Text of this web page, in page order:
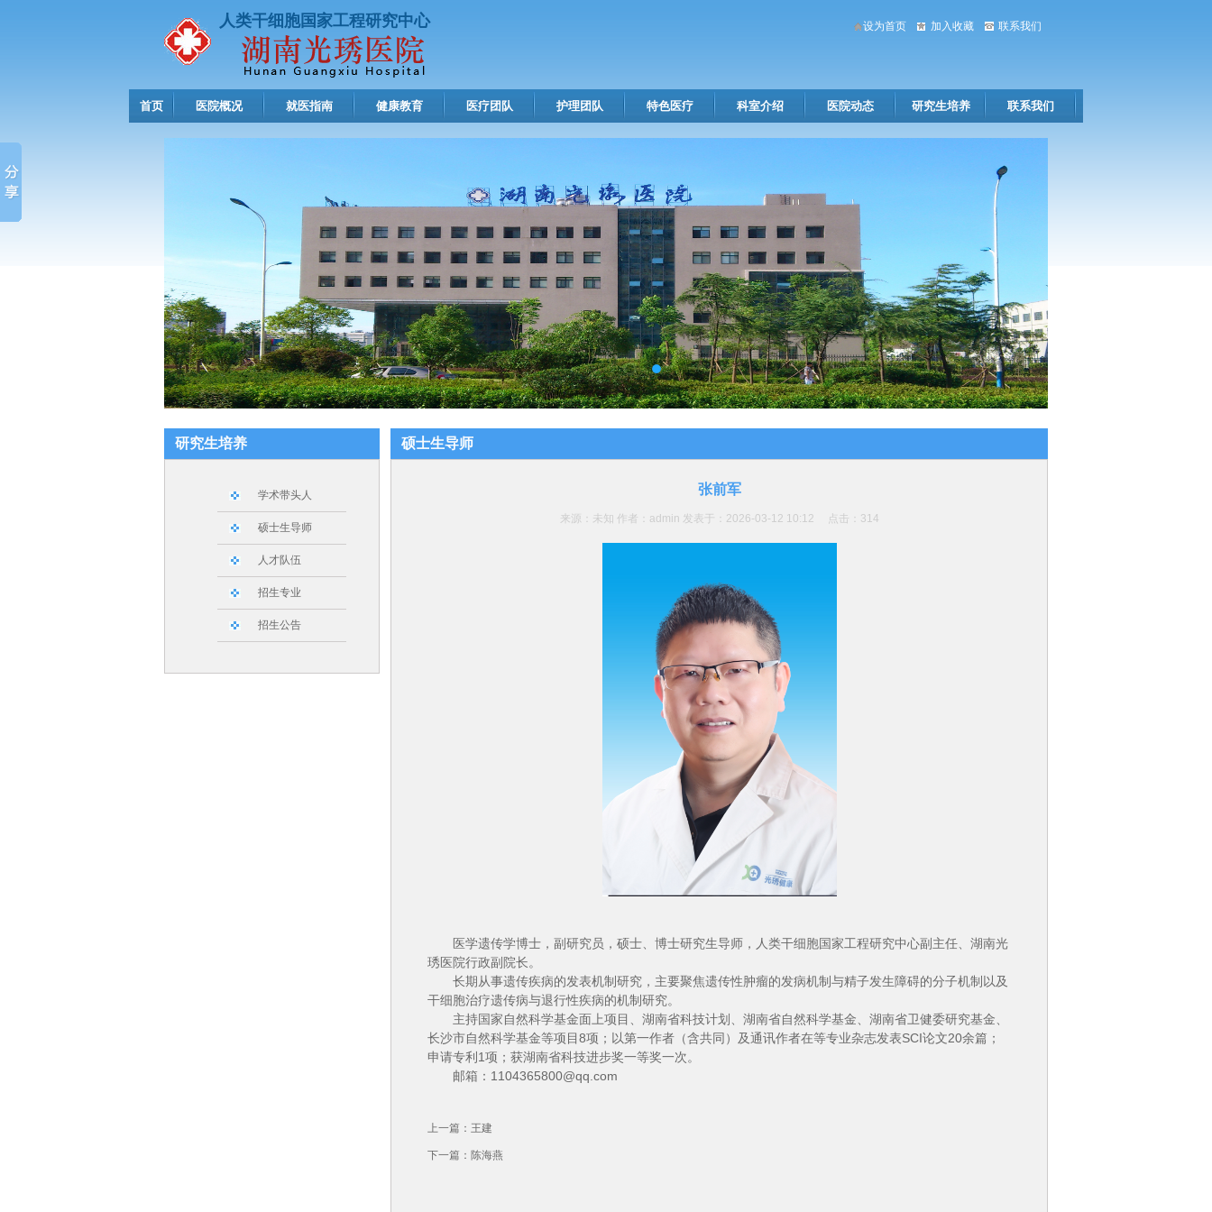
人类干细胞国家工程研究中心 联系我们
加入收藏
设为首页
首页 医院概况 就医指南 健康教育 医疗团队 护理团队 特色医疗 科室介绍 医院动态 研究生培养 联系我们
研究生培养
学术带头人
硕士生导师
人才队伍
招生专业
招生公告
硕士生导师
张前军
来源：未知 作者：admin 发表于：2026-03-12 10:12 点击： 314
医学遗传学博士，副研究员，硕士、博士研究生导师，人类干细胞国家工程研究中心副主任、湖南光
琇医院行政副院长。
长期从事遗传疾病的发表机制研究，主要聚焦遗传性肿瘤的发病机制与精子发生障碍的分子机制以及
干细胞治疗遗传病与退行性疾病的机制研究。
主持国家自然科学基金面上项目、湖南省科技计划、湖南省自然科学基金、湖南省卫健委研究基金、
长沙市自然科学基金等项目8项；以第一作者（含共同）及通讯作者在等专业杂志发表SCI论文20余篇；
申请专利1项；获湖南省科技进步奖一等奖一次。
邮箱：1104365800@qq.com
上一篇： 王建
下一篇： 陈海燕